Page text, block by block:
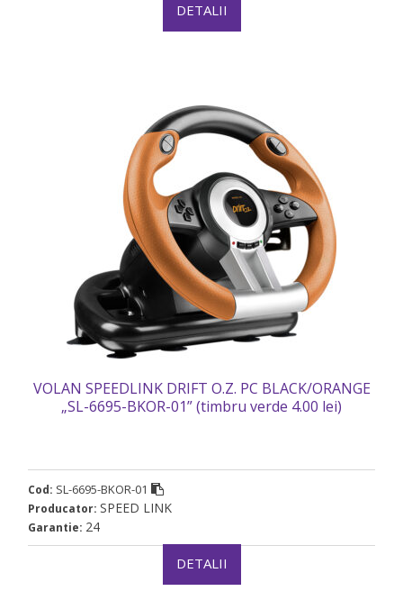
DETALII
VOLAN SPEEDLINK DRIFT O.Z. PC BLACK/ORANGE
„SL-6695-BKOR-01” (timbru verde 4.00 lei)
Cod: SL-6695-BKOR-01
Producator: SPEED LINK
Garantie: 24
DETALII